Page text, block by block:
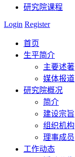
研究院课程
Login Register
首页
生平简介
主要述著
媒体报道
研究院概况
简介
建设宗旨
组织机构
理事成员
工作动态